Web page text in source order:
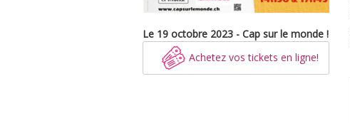
Le 19 octobre 2023 - Cap sur le monde !
Achetez vos tickets en ligne!